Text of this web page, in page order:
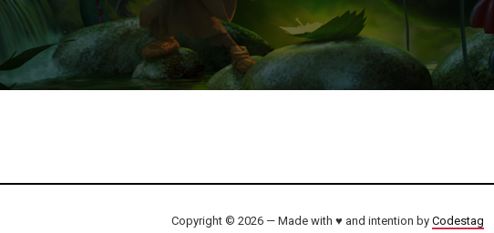
Copyright © 2026 — Made with ♥ and intention by Codestag